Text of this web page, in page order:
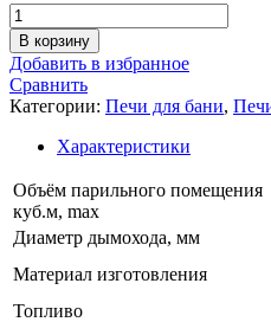
Количество
товара
Печь
для
бани
РАДА
L
(СЕТКА),
без
дверцы
В корзину
Добавить в избранное
Сравнить
Категории: Печи для бани,
Характеристики
Объём парильного помещения
куб.м, max
Диаметр дымохода, мм
Материал изготовления
Топливо